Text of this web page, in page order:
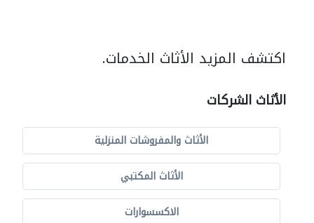
اكتشف المزيد الأثاث الخدمات.
الأثاث الشركات
الأثاث والمفروشات المنزلية
الأثاث المكتبي
الاكسسوارات